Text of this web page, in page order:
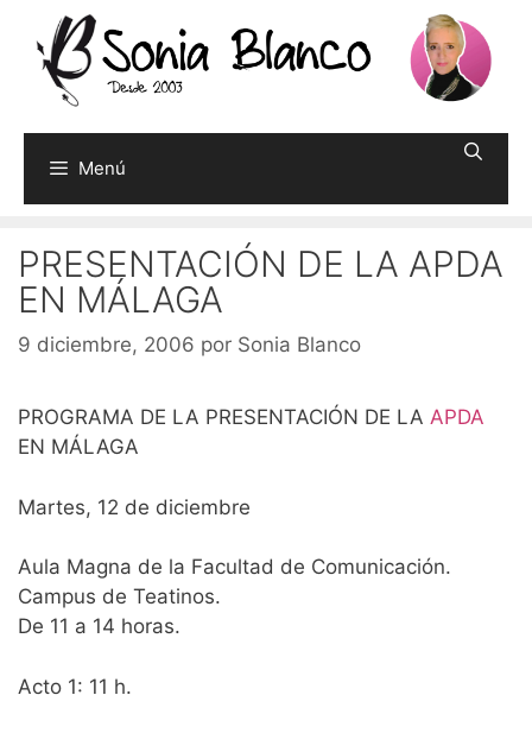
contenido
Menú
PRESENTACIÓN DE LA APDA
EN MÁLAGA
9 diciembre, 2006 por Sonia Blanco
PROGRAMA DE LA PRESENTACIÓN DE LA APDA
EN MÁLAGA
Martes, 12 de diciembre
Aula Magna de la Facultad de Comunicación.
Campus de Teatinos.
De 11 a 14 horas.
Acto 1: 11 h.